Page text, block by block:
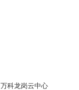
万科龙岗云中心